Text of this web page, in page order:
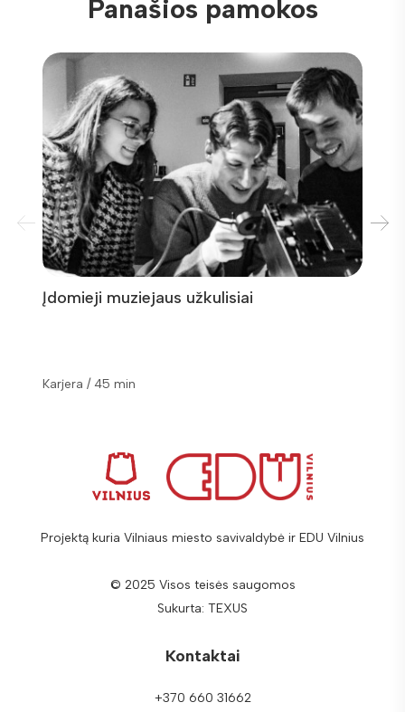
Panašios pamokos
Įdomieji muziejaus užkulisiai
Karjera / 45 min
Projektą kuria Vilniaus miesto savivaldybė ir EDU Vilnius
© 2025 Visos teisės saugomos
Sukurta: TEXUS
Kontaktai
+370 660 31662